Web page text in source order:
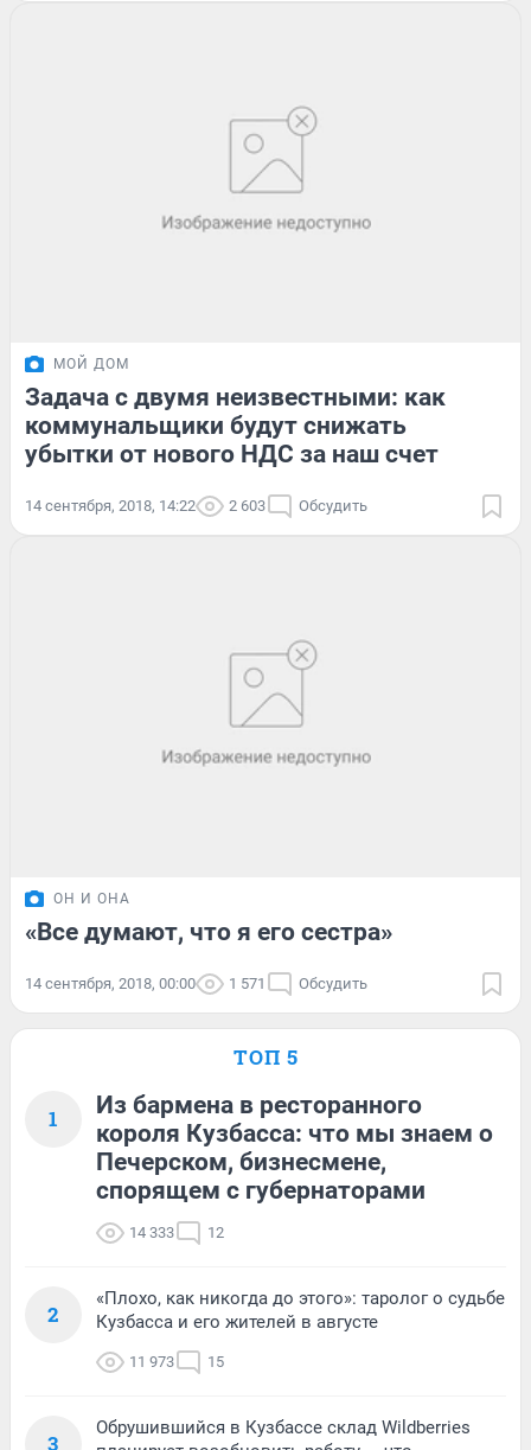
МОЙ ДОМ
Задача с двумя неизвестными: как
коммунальщики будут снижать
убытки от нового НДС за наш счет
14 сентября, 2018, 14:22 2 603 Обсудить
ОН И ОНА
«Все думают, что я его сестра»
14 сентября, 2018, 00:00 1 571 Обсудить
ТОП 5
1
Из бармена в ресторанного
короля Кузбасса: что мы знаем о
Печерском, бизнесмене,
спорящем с губернаторами
14 333 12
2
«Плохо, как никогда до этого»: таролог о судьбе
Кузбасса и его жителей в августе
11 973 15
3
Обрушившийся в Кузбассе склад Wildberries